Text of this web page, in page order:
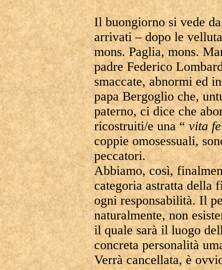
Il buongiorno si vede
arrivati – dopo le
mons. Paglia, mons.
padre Federico
smaccate, abnormi ed
papa Bergoglio che,
paterno, ci dice che
ricostruiti/e una “vita
coppie omosessuali,
peccatori.
Abbiamo, così,
categoria astratta della
ogni responsabilità. Il
naturalmente, non
il quale sarà il luogo
concreta personalità
Verrà cancellata, è